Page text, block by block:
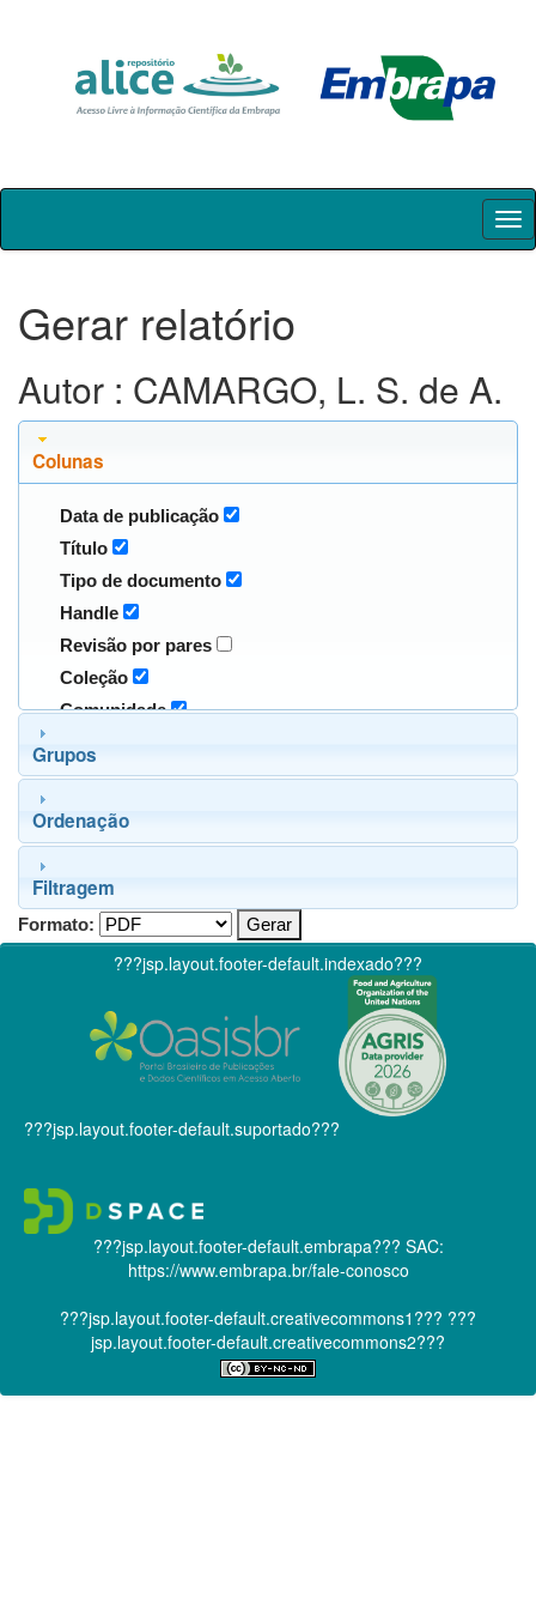
Skip
Gerar relatório
Autor : CAMARGO, L. S. de A.
Colunas
Data de publicação
Título
Tipo de documento
Handle
Revisão por pares
Coleção
Comunidade
Grupos
Ordenação
Filtragem
Formato:
???jsp.layout.footer-default.indexado???
???jsp.layout.footer-default.suportado???
???jsp.layout.footer-default.embrapa??? SAC:
https://www.embrapa.br/fale-conosco
???jsp.layout.footer-default.creativecommons1??? ???
jsp.layout.footer-default.creativecommons2???